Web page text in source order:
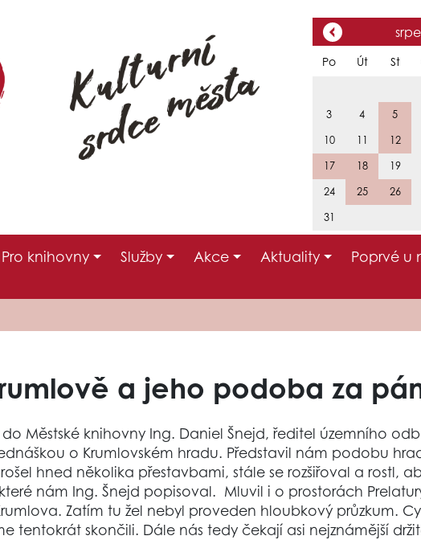
Po Út St
3 4 5
10 11 12
17 18 19
24 25 26
31
Pro knihovny Služby Akce Aktuality Poprvé u
a jeho podoba za
Městské knihovny Ing. Daniel Šnejd, ředitel územního
o Krumlovském hradu. Představil nám podobu
hned několika přestavbami, stále se rozšiřoval a rostl,
nám Ing. Šnejd popisoval. Mluvil i o prostorách
Zatím tu žel nebyl proveden hloubkový průzkum.
tentokrát skončili. Dále nás tedy čekají asi nejznámější